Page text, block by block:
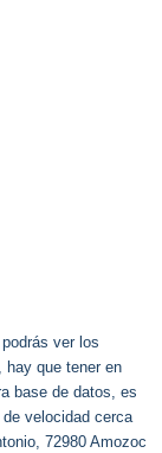
ver los
hay que tener en
base de datos, es
velocidad cerca
72980 Amozoc